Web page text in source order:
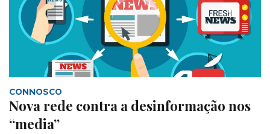
CONNOSCO
Nova rede contra a desinformação nos
“media”